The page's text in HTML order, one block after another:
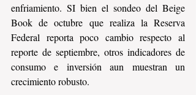
enfriamiento. SI bien el sondeo del Beige
Book de octubre que realiza la Reserva
Federal reporta poco cambio respecto al
reporte de septiembre, otros indicadores de
consumo e inversión aun muestran un
crecimiento robusto.